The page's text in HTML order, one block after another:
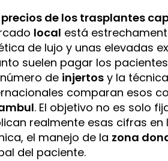
precios de los trasplantes
local está
de lujo y unas elevadas
suelen pagar los
de injertos y la
comparan esos
. El objetivo no es solo
realmente esas cifras
el manejo de la zona
del paciente.